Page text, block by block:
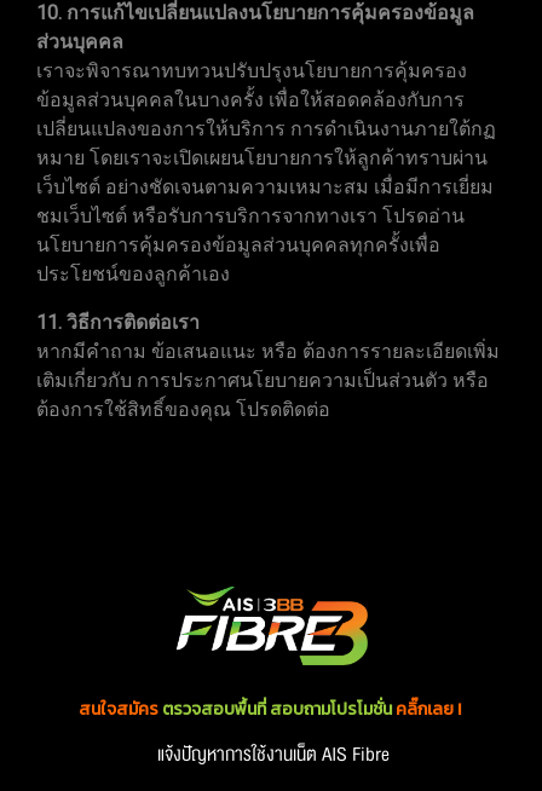
10. การแก้ไขเปลี่ยนแปลงนโยบายการคุ้มครองข้อมูล
ส่วนบุคคล
เราจะพิจารณาทบทวนปรับปรุงนโยบายการคุ้มครอง
ข้อมูลส่วนบุคคลในบางครั้ง เพื่อให้สอดคล้องกับการ
เปลี่ยนแปลงของการให้บริการ การดำเนินงานภายใต้กฏ
หมาย โดยเราจะเปิดเผยนโยบายการให้ลูกค้าทราบผ่าน
เว็บไซต์ อย่างชัดเจนตามความเหมาะสม เมื่อมีการเยี่ยม
ชมเว็บไซต์ หรือรับการบริการจากทางเรา โปรดอ่าน
นโยบายการคุ้มครองข้อมูลส่วนบุคคลทุกครั้งเพื่อ
ประโยชน์ของลูกค้าเอง
11. วิธีการติดต่อเรา
หากมีคำถาม ข้อเสนอแนะ หรือ ต้องการรายละเอียดเพิ่ม
เติมเกี่ยวกับ การประกาศนโยบายความเป็นส่วนตัว หรือ
ต้องการใช้สิทธิ์ของคุณ โปรดติดต่อ
สนใจสมัครตรวจสอบพื้นที่ สอบถามโปรโมชั่นคลิ๊กเลย !
แจ้งปัญหาการใช้งานเน็ตAIS Fibre